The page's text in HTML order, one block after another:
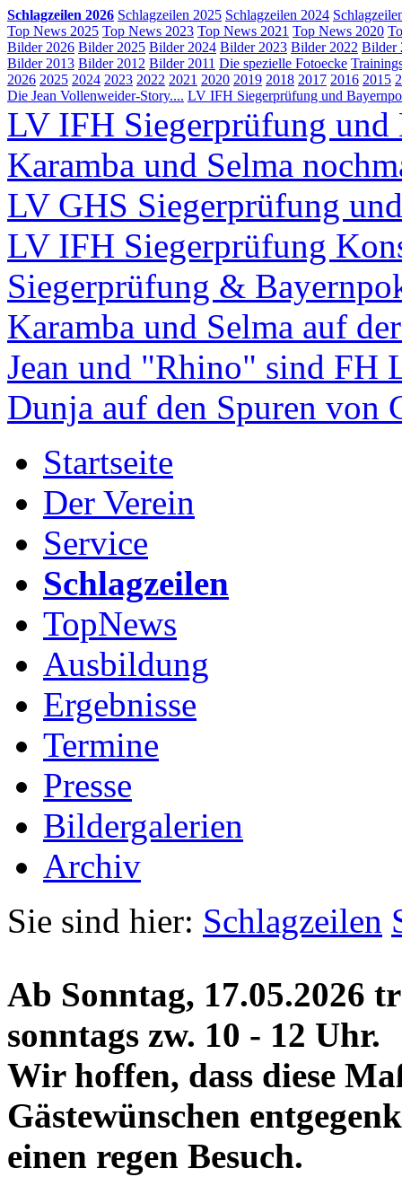
Schlagzeilen 2026 Schlagzeilen 2025 Schlagzeilen 2024
Top News 2025 Top News 2023 Top News 2021 Top News 2020
Bilder 2026 Bilder 2025 Bilder 2024 Bilder 2023 Bilder 2022 Bilder
Bilder 2013 Bilder 2012 Bilder 2011 Die spezielle Fotoecke
2026 2025 2024 2023 2022 2021 2020 2019 2018 2017 2016 2015
Die Jean Vollenweider-Story.... LV IFH Siegerprüfung und
LV IFH Siegerprüfung
Karamba und Selma
LV GHS Siegerprüfung
LV IFH Siegerprüfung
Siegerprüfung &
Karamba und Selma auf
Jean und "Rhino" sind FH
Dunja auf den Spuren von
Startseite
Der Verein
Service
Schlagzeilen
TopNews
Ausbildung
Ergebnisse
Termine
Presse
Bildergalerien
Archiv
Sie sind hier: Schlagzeilen
Ab Sonntag, 17.05.2026
sonntags zw. 10 - 12 Uhr.
Wir hoffen, dass diese
Gästewünschen
einen regen Besuch.